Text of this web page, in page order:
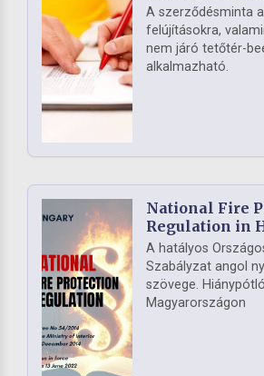
A szerződésminta
felújításokra,
nem járó tetőtér-
alkalmazható.
National Fire
Regulation in
A hatályos
Szabályzat angol
szövege.
Magyarországon